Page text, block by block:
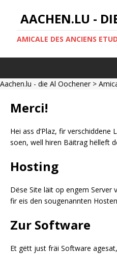
AACHEN.LU -
AMICALE DES ANCIENS
Aachen.lu - die Al Oochener>
Merci!
Hei ass d’Plaz, fir
soen, well hiren Bäitrag hëlleft
Hosting
Dëse Site läit op engem Server
fir eis den sougenannten
Zur Software
Et gëtt just fräi Software